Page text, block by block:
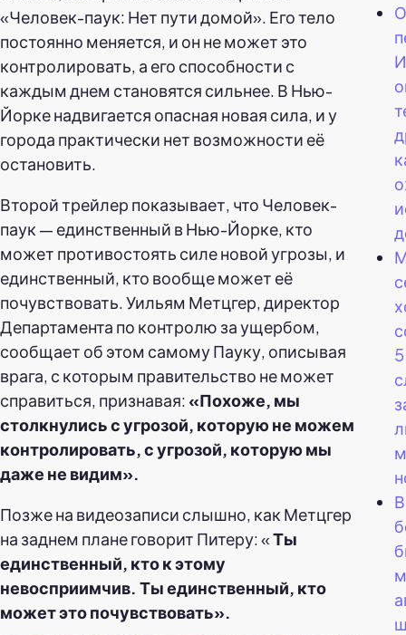
«Человек-паук: Нет пути домой». Его тело
постоянно меняется, и он не может это
контролировать, а его способности с
каждым днем становятся сильнее. В Нью-
Йорке надвигается опасная новая сила, и у
города практически нет возможности её
остановить.
Второй трейлер показывает, что Человек-
паук — единственный в Нью-Йорке, кто
может противостоять силе новой угрозы, и
единственный, кто вообще может её
почувствовать. Уильям Метцгер, директор
Департамента по контролю за ущербом,
сообщает об этом самому Пауку, описывая
врага, с которым правительство не может
справиться, признавая: «Похоже, мы
столкнулись с угрозой, которую не можем
контролировать, с угрозой, которую мы
даже не видим».
Позже на видеозаписи слышно, как Метцгер
на заднем плане говорит Питеру: «Ты
единственный, кто к этому
невосприимчив. Ты единственный, кто
может это почувствовать».